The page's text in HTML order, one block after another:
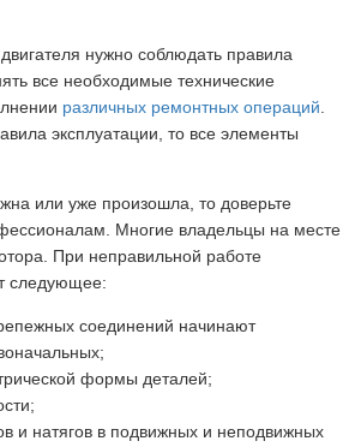
нужно соблюдать правила
все необходимые технические
различных ремонтных операций
эксплуатации, то все элементы
или уже произошла, то доверьте
Многие владельцы на месте
При неправильной работе
следующее:
соединений начинают
формы деталей;
и натягов в подвижных и неподвижных